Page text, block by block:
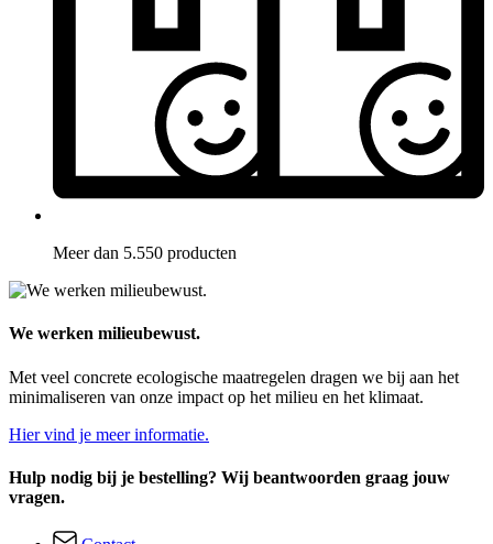
Meer dan 5.550 producten
We werken milieubewust.
Met veel concrete ecologische maatregelen dragen we bij aan het
minimaliseren van onze impact op het milieu en het klimaat.
Hier vind je meer informatie.
Hulp nodig bij je bestelling? Wij beantwoorden graag jouw
vragen.